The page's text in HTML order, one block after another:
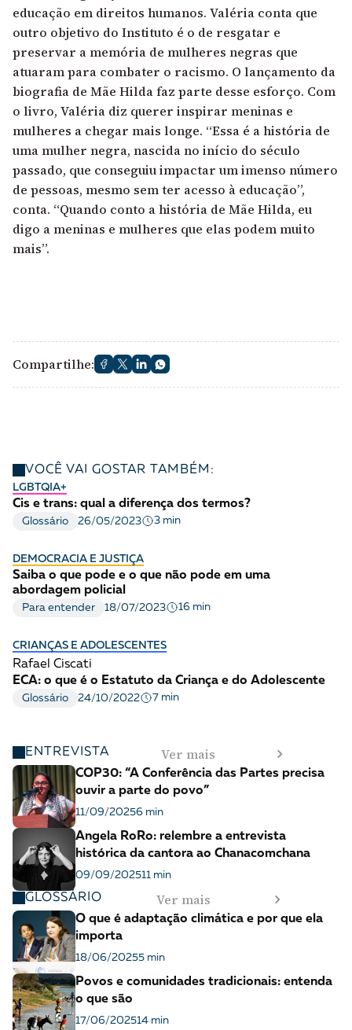
educação em direitos humanos. Valéria conta que
outro objetivo do Instituto é o de resgatar e
preservar a memória de mulheres negras que
atuaram para combater o racismo. O lançamento da
biografia de Mãe Hilda faz parte desse esforço. Com
o livro, Valéria diz querer inspirar meninas e
mulheres a chegar mais longe. “Essa é a história de
uma mulher negra, nascida no início do século
passado, que conseguiu impactar um imenso número
de pessoas, mesmo sem ter acesso à educação”,
conta. “Quando conto a história de Mãe Hilda, eu
digo a meninas e mulheres que elas podem muito
mais”.
Compartilhe:
VOCÊ VAI GOSTAR TAMBÉM:
LGBTQIA+
Cis e trans: qual a diferença dos termos?
Glossário 26/05/2023 3 min
DEMOCRACIA E JUSTIÇA
Saiba o que pode e o que não pode em uma
abordagem policial
Para entender 18/07/2023 16 min
CRIANÇAS E ADOLESCENTES
Rafael Ciscati
ECA: o que é o Estatuto da Criança e do Adolescente
Glossário 24/10/2022 7 min
ENTREVISTA Ver mais
COP30: “A Conferência das Partes precisa
ouvir a parte do povo”
11/09/20256 min
Angela RoRo: relembre a entrevista
histórica da cantora ao Chanacomchana
09/09/202511 min
GLOSSÁRIO Ver mais
O que é adaptação climática e por que ela
importa
18/06/20255 min
Povos e comunidades tradicionais: entenda
o que são
17/06/202514 min